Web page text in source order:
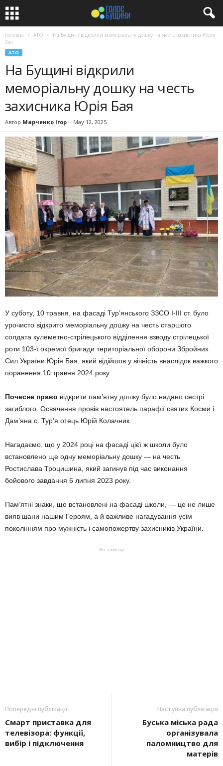
Головна АТО
На Бущині відкрили меморіальну дошку на честь захисника Юрія
Бая
АТО
На Бущині відкрили
меморіальну дошку на честь
захисника Юрія Бая
Автор Марченко Ігор - May 12, 2025
У суботу, 10 травня, на фасаді Тур’янського ЗЗСО І-ІІІ ст. було
урочисто відкрито меморіальну дошку на честь старшого
солдата кулеметно-стрілецького відділення взводу стрілецької
роти 103-ї окремої бригади територіальної оборони Збройних
Сил України Юрія Бая, який відійшов у вічність внаслідок важкого
поранення 10 травня 2024 року.
Почесне право відкрити пам’ятну дошку було надано сестрі
загиблого. Освячення провів настоятель парафії святих Косми і
Дам’яна с. Тур’я отець Юрій Колачник.
Нагадаємо, що у 2024 році на фасаді цієї ж школи було
встановлено ще одну меморіальну дошку — на честь
Ростислава Троцишина, який загинув під час виконання
бойового завдання 6 липня 2023 року.
Пам’ятні знаки, що встановлені на фасаді школи, — це не лише
вияв шани нашим Героям, а й важливе нагадування усім
поколінням про мужність і самопожертву захисників України.
На замітку
Попередні публікації
Смарт приставка для
телевізора: функції,
вибір і підключення
Наступна публікація
Буська міська рада
організувала
паломництво для
матерів